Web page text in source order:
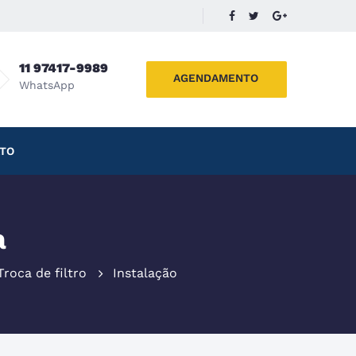
AGENDAMENTO
11 97417-9989
WhatsApp
de filtro Instalação